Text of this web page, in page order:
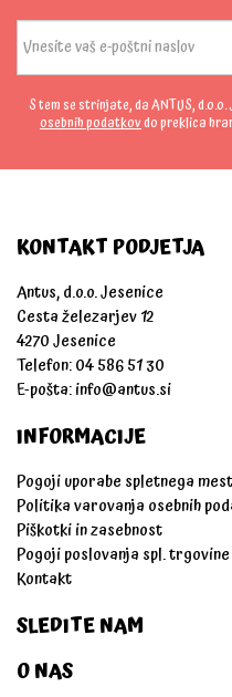
S tem se strinjate, da ANTUS,
osebnih podatkovdo preklica
KONTAKT PODJETJA
Antus, d.o.o. Jesenice
Cesta železarjev 12
4270 Jesenice
Telefon: 04 586 51 30
E-pošta:info@antus.si
INFORMACIJE
Pogoji uporabe spletnega
Politika varovanja osebnih
Piškotki in zasebnost
Pogoji poslovanja spl. trgovine
Kontakt
SLEDITE NAM
O NAS